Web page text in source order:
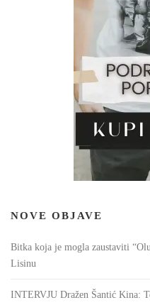
NOVE OBJAVE
Bitka koja je mogla zaustaviti
Lisinu
INTERVJU Dražen Šantić Kina: